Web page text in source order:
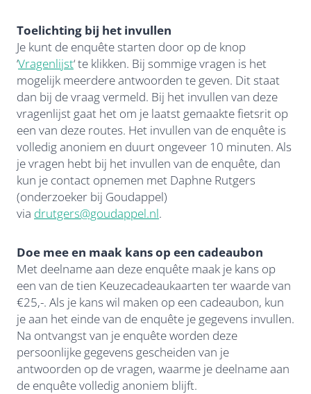
Toelichting bij het invullen
Je kunt de enquête starten door op de knop
‘Vragenlijst‘ te klikken. Bij sommige vragen is het
mogelijk meerdere antwoorden te geven. Dit staat
dan bij de vraag vermeld. Bij het invullen van deze
vragenlijst gaat het om je laatst gemaakte fietsrit op
een van deze routes. Het invullen van de enquête is
volledig anoniem en duurt ongeveer 10 minuten. Als
je vragen hebt bij het invullen van de enquête, dan
kun je contact opnemen met Daphne Rutgers
(onderzoeker bij Goudappel)
via drutgers@goudappel.nl.
Doe mee en maak kans op een cadeaubon
Met deelname aan deze enquête maak je kans op
een van de tien Keuzecadeaukaarten ter waarde van
€25,-. Als je kans wil maken op een cadeaubon, kun
je aan het einde van de enquête je gegevens invullen.
Na ontvangst van je enquête worden deze
persoonlijke gegevens gescheiden van je
antwoorden op de vragen, waarme je deelname aan
de enquête volledig anoniem blijft.